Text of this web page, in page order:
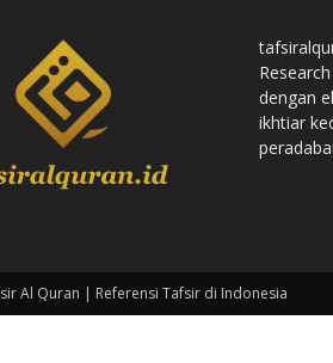
dengan
ikhtiar
Al Quran | Referensi Tafsir di Indonesia